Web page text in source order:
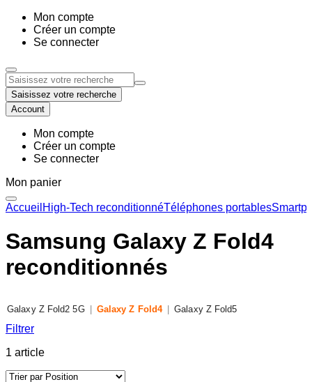
Mon compte
Créer un compte
Se connecter
Saisissez votre recherche
Account
Mon compte
Créer un compte
Se connecter
Mon panier
Accueil High-Tech reconditionnéTéléphones portables
Samsung Galaxy Z Fold4
reconditionnés
Galaxy Z Fold2 5G Galaxy Z Fold4 Galaxy Z Fold5
Filtrer
1 article